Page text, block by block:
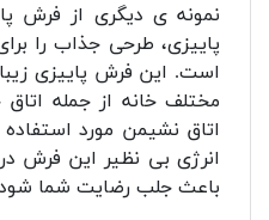
نمونه ی دیگری از فرش
پاییزی، طرحی جذاب را
است. این فرش پاییزی
مختلف خانه از جمله
اتاق نشیمن مورد
انرژی بی نظیر این فرش
باعث جلب رضایت شما